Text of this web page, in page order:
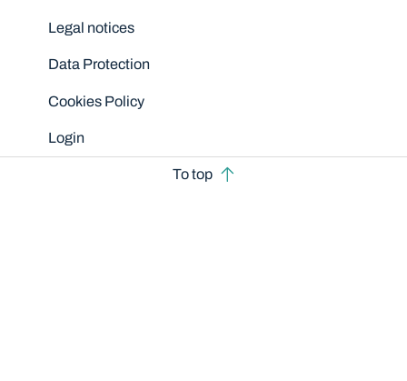
Legal notices
Data Protection
Cookies Policy
Login
To top